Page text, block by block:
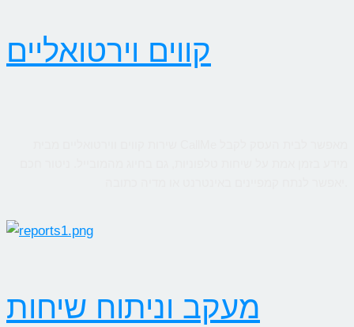
קווים וירטואליים
מעקב וניתוח שיחות